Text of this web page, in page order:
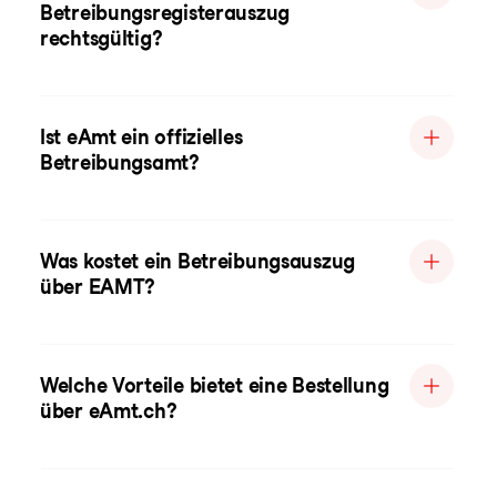
Betreibungsregisterauszug
rechtsgültig?
Ist eAmt ein offizielles
Betreibungsamt?
Was kostet ein Betreibungsauszug
über EAMT?
Welche Vorteile bietet eine Bestellung
über eAmt.ch?